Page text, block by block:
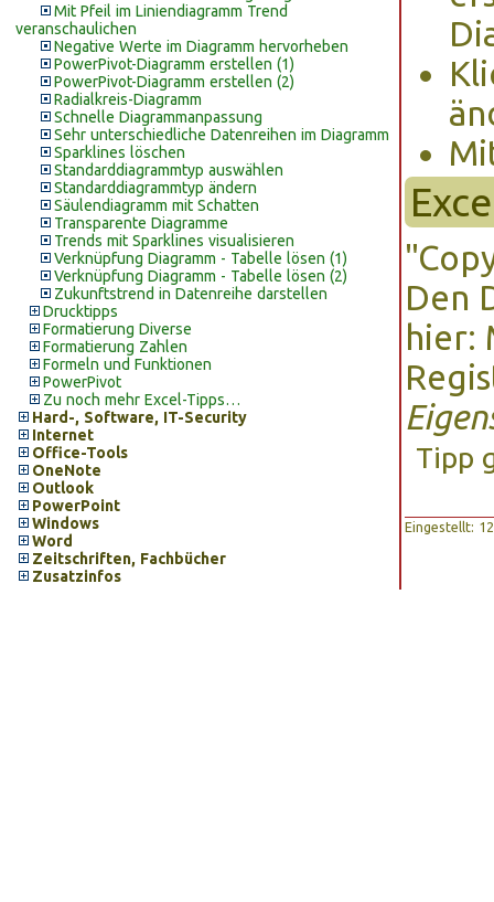
Mit Pfeil im Liniendiagramm Trend
veranschaulichen
Negative Werte im Diagramm hervorheben
PowerPivot-Diagramm erstellen (1)
PowerPivot-Diagramm erstellen (2)
Radialkreis-Diagramm
Schnelle Diagrammanpassung
Sehr unterschiedliche Datenreihen im Diagramm
Sparklines löschen
Standarddiagrammtyp auswählen
Standarddiagrammtyp ändern
Säulendiagramm mit Schatten
Transparente Diagramme
Trends mit Sparklines visualisieren
Verknüpfung Diagramm - Tabelle lösen (1)
Verknüpfung Diagramm - Tabelle lösen (2)
Zukunftstrend in Datenreihe darstellen
Drucktipps
Formatierung Diverse
Formatierung Zahlen
Formeln und Funktionen
PowerPivot
Zu noch mehr Excel-Tipps…
Hard-, Software, IT-Security
Internet
Office-Tools
OneNote
Outlook
PowerPoint
Windows
Word
Zeitschriften, Fachbücher
Zusatzinfos
Den
hier:
Tipp
Eingestellt: